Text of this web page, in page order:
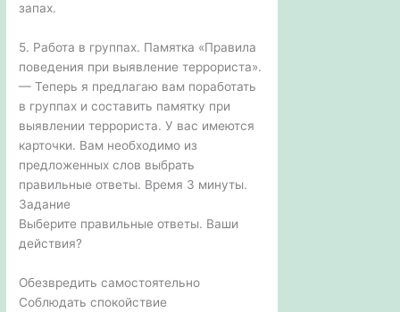
запах.
5. Работа в группах. Памятка «Правила
поведения при выявление террориста».
— Теперь я предлагаю вам поработать
в группах и составить памятку при
выявлении террориста. У вас имеются
карточки. Вам необходимо из
предложенных слов выбрать
правильные ответы. Время 3 минуты.
Задание
Выберите правильные ответы. Ваши
действия?
Обезвредить самостоятельно
Соблюдать спокойствие